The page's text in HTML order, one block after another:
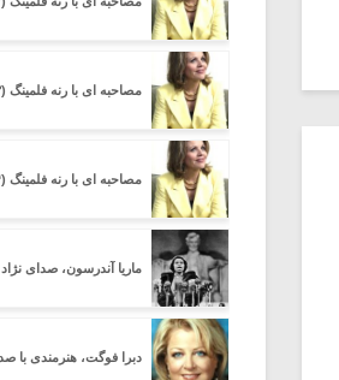
مصاحبه ای با رنه فلمینگ (۳)
مصاحبه ای با رنه فلمینگ (۴)
ماریا آندرسون، صدای نژاد
دبرا فوگت، هنرمندی با